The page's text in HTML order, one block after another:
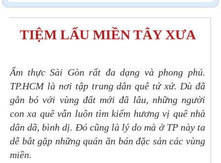
TIỆM LẨU MIỀN TÂY XƯA
Ẩm thực Sài Gòn rất đa dạng và phong phú.
TP.HCM là nơi tập trung dân quê tứ xứ. Dù đã
gắn bó với vùng đất mới đã lâu, những người
con xa quê vẫn luôn tìm kiếm hương vị quê nhà
dân dã, bình dị. Đó cũng là lý do mà ở TP này ta
dễ bắt gặp những quán ăn bán đặc sản các vùng
miền.